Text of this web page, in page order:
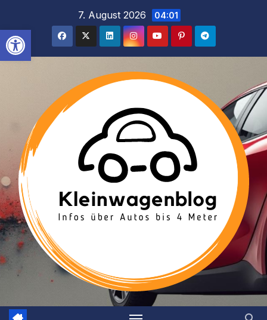
Werkzeugleiste öffnen
springen
7. August 2026 04:01